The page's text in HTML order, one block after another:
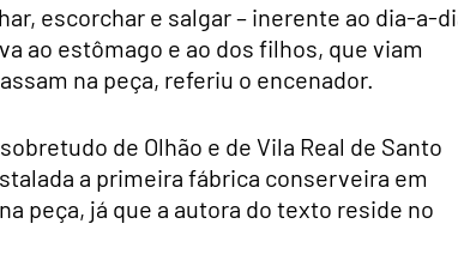
escorchar e salgar – inerente ao dia-a-
ao estômago e ao dos filhos, que viam
na peça, referiu o encenador.
de Olhão e de Vila Real de Santo
a primeira fábrica conserveira em
peça, já que a autora do texto reside no